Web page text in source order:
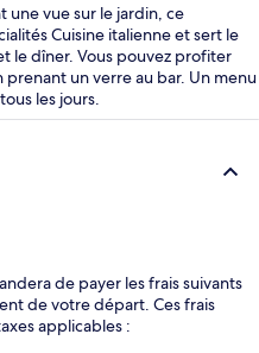
une vue sur le jardin, ce
Cuisine italienne et sert le
le dîner. Vous pouvez profiter
un verre au bar. Un menu
les jours.
de payer les frais suivants
de votre départ. Ces frais
applicables :